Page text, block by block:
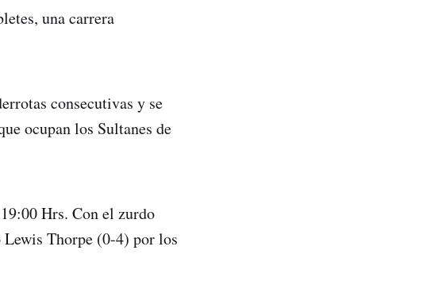
una carrera
consecutivas y se
ocupan los Sultanes de
Hrs. Con el zurdo
Thorpe (0-4) por los